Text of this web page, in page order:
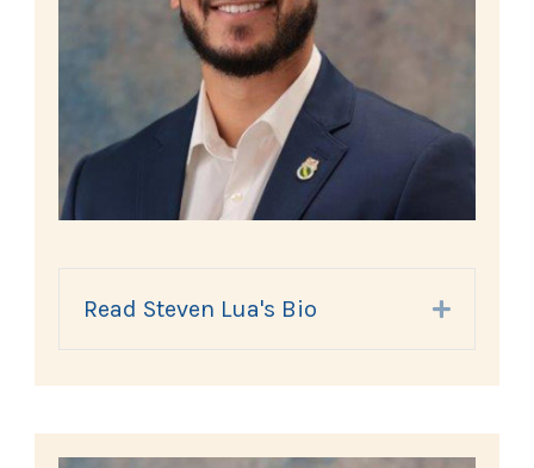
Read Steven Lua's Bio Expand